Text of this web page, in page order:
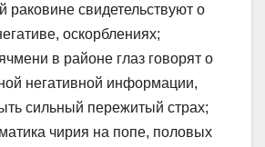
раковине свидетельствуют о
оскорблениях;
в районе глаз говорят о
негативной информации,
сильный пережитый страх;
чирия на попе, половых